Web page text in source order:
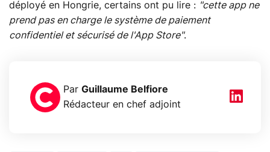
déployé en Hongrie, certains ont pu lire : "cette app ne
prend pas en charge le système de paiement
confidentiel et sécurisé de l'App Store".
Par Guillaume Belfiore
Rédacteur en chef adjoint